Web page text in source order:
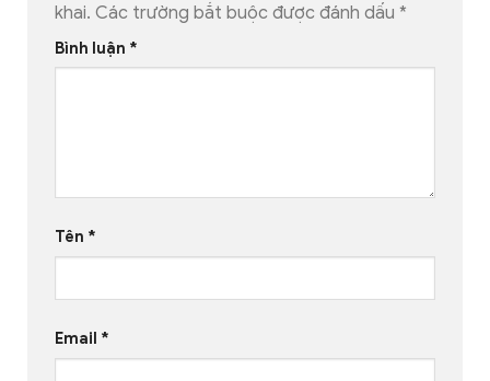
khai. Các trường bắt buộc được đánh dấu *
Bình luận *
Tên *
Email *